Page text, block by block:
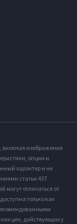
включая изображения
опции и
характер и не
статьи 437
могут отличаться от
только как
цен, действующих у